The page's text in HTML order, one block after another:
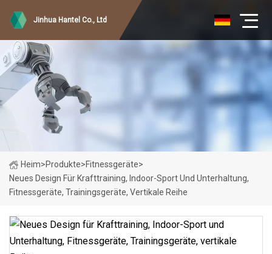
Jinhua Hantel Co., Ltd
Heim>Produkte>Fitnessgeräte>
Neues Design Für Krafttraining, Indoor-Sport Und Unterhaltung,
Fitnessgeräte, Trainingsgeräte, Vertikale Reihe